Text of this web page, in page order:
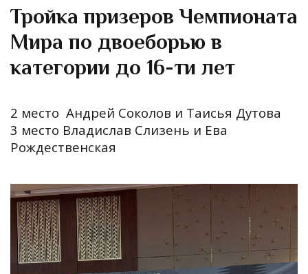
Тройка призеров Чемпионата
Мира по двоеборью в
категории до 16-ти лет
2 место Андрей Соколов и Таисья Дутова
3 место Владислав Слизень и Ева
Рождественская